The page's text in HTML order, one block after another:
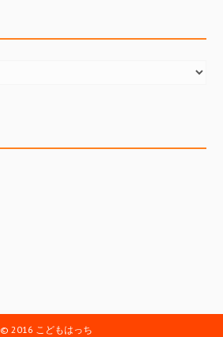
© 2016 こどもはっち